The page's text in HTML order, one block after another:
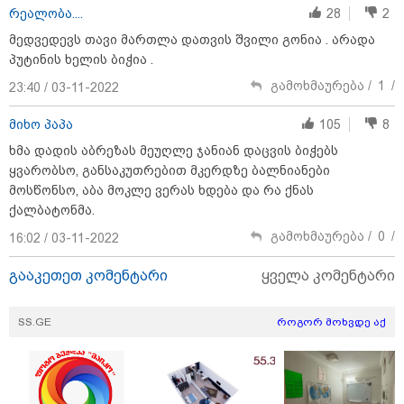
11:36 / 08-08-2026
ადამიანი დაიკარგა - 57 პირს ამ დრომდე
ეძებენ
რეალობა.... 28
2
მედვედევს თავი მართლა დათვის შვილი გონია . არადა
პუტინის ხელის ბიჭია .
23:40 / 03-11-2022
გამოხმაურება / 1 /
მიხო პაპა 105
8
ხმა დადის აბრეზას მეუღლე ჯანიან დაცვის ბიჭებს
ყვარობსო, განსაკუთრებით მკერდზე ბალნიანები
მოსწონსო, აბა მოკლე ვერას ხდება და რა ქნას
ქალბატონმა.
16:02 / 03-11-2022
გამოხმაურება / 0 /
გააკეთეთ კომენტარი ყველა კომენტარი
SS.GE როგორ მოხვდე აქ